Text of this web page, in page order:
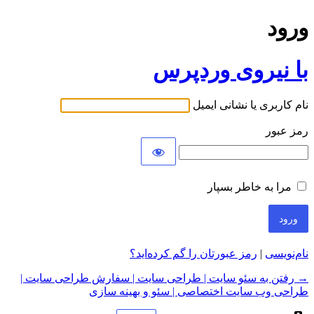
ورود
با نیروی وردپرس
نام کاربری یا نشانی ایمیل
رمز عبور
مرا به خاطر بسپار
نام‌نویسی | رمز عبورتان را گم کرده‌اید؟
→ رفتن به سئو سایت | طراحی سایت | سفارش طراحی سایت |
طراحی وب سایت اختصاصی | سئو و بهینه سازی